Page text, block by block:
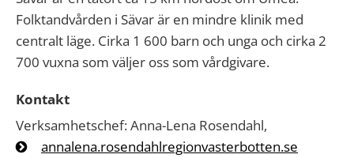
Folktandvården i Sävar är en mindre klinik med
centralt läge. Cirka 1 600 barn och unga och cirka 2
700 vuxna som väljer oss som vårdgivare.
Kontakt
Verksamhetschef: Anna-Lena Rosendahl,
annalena.rosendahlregionvasterbotten.se